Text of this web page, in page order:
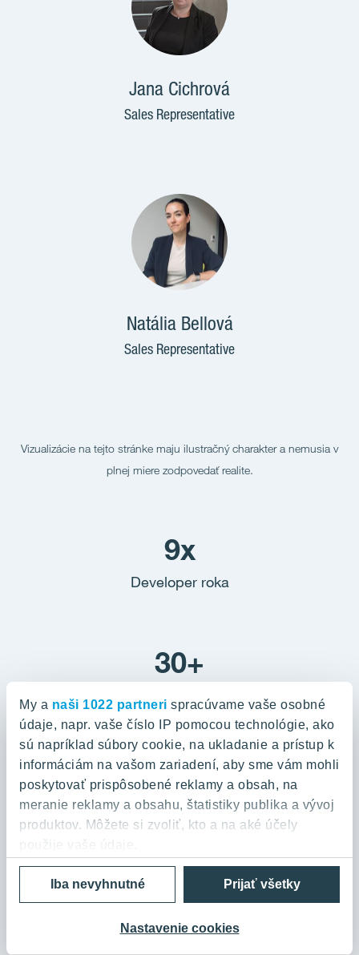
My a naši 1022 partneri spracúvame vaše osobné
údaje, napr. vaše číslo IP pomocou technológie, ako
sú napríklad súbory cookie, na ukladanie a prístup k
informáciám na vašom zariadení, aby sme vám mohli
poskytovať prispôsobené reklamy a obsah, na
meranie reklamy a obsahu, štatistiky publika a vývoj
produktov. Môžete si zvoliť, kto a na aké účely
Ak to povolíte, chceli by sme tiež:
polohe s presnosťou na niekoľko metrov
Prijať všetky
Nastavenie cookies
Iba nevyhnutné
Jana Cichrová
Sales Representative
Natália Bellová
Sales Representative
Vizualizácie na tejto stránke maju ilustračný charakter a nemusia v
plnej miere zodpovedať realite.
9x
Developer roka
30+
získaných ocenení
110+
rokov tradície
2500+
spokojných zákazníkov